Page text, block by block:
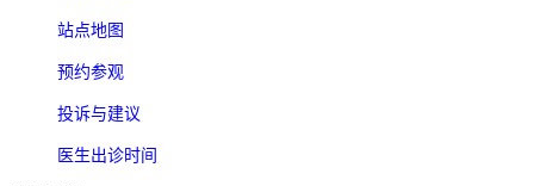
站点地图
预约参观
投诉与建议
医生出诊时间